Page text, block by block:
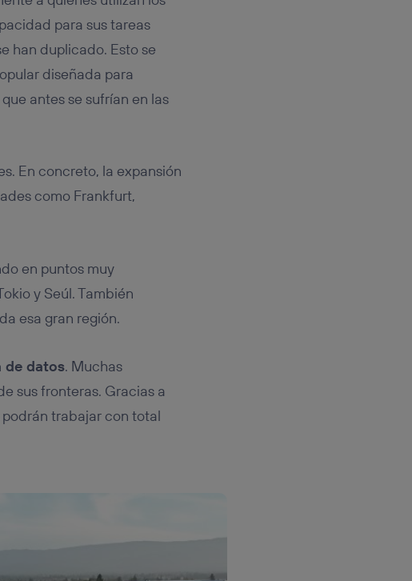
para sus tareas
han duplicado. Esto se
diseñada para
antes se sufrían en las
En concreto, la expansión
como Frankfurt,
en puntos muy
y Seúl. También
esa gran región.
de datos. Muchas
sus fronteras. Gracias a
trabajar con total